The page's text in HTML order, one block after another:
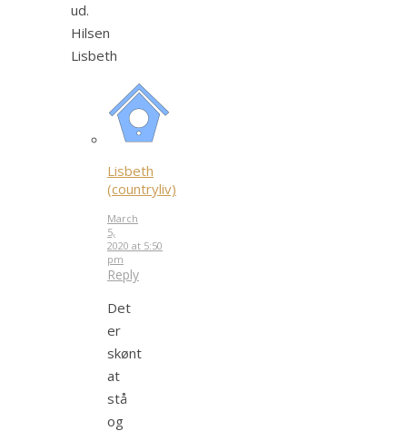
ud.
Hilsen
Lisbeth
Lisbeth
(countryliv)
March
5,
2020 at 5:50
pm
Reply
Det
er
skønt
at
stå
og